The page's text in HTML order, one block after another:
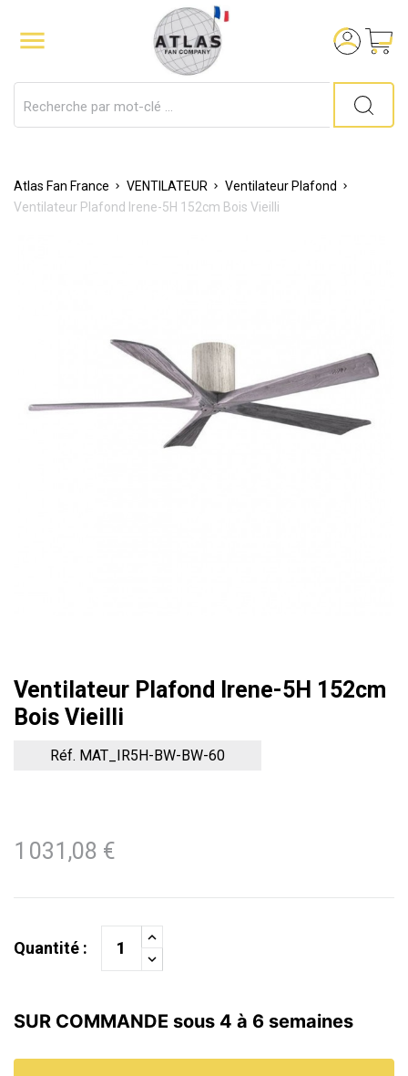

Atlas Fan France VENTILATEUR
Ventilateur Plafond
Ventilateur Plafond Irene-5H 152cm Bois Vieilli
Ventilateur Plafond Irene-5H 152cm
Bois Vieilli
Réf. MAT_IR5H-BW-BW-60
1 031,08 €
Quantité :
SUR COMMANDE sous 4 à 6 semaines